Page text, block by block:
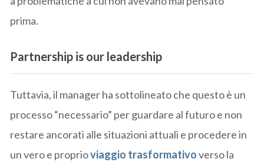
prima.
Partnership is our leadership
Tuttavia, il manager ha sottolineato che questo è un
processo “necessario” per guardare al futuro e non
restare ancorati alle situazioni attuali e procedere in
un vero e proprioviaggio trasformativoverso la